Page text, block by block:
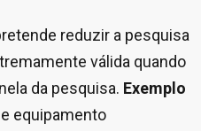
reduzir a pesquisa
válida quando
da pesquisa. Exemplo
equipamento